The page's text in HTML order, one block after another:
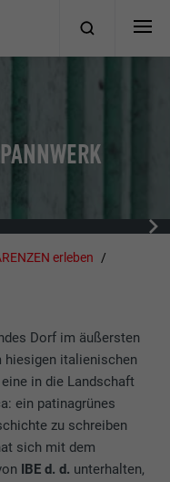
erleben
Dorf im äußersten
hiesigen italienischen
in die Landschaft
ein patinagrünes
zu schreiben
sich mit dem
IBE d. d. unterhalten,